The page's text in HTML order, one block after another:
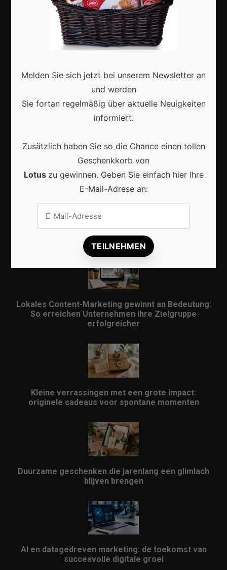
Erfolgsgeschichten
Interviews
Webshops
Schlüssel für mehr regionale Kunden
Lokales Content-Marketing gewinnt an Bedeutung:
So erreichen Unternehmen ihre Zielgruppe
erfolgreicher
Kleine verrassingen met een grote impact:
originele cadeaus voor spontane momenten
Duurzame geschenken die jarenlang een glimlach
blijven brengen
AI en datagedreven marketing: de toekomst van
succesvolle digitale groei
Melden Sie sich jetzt bei unserem Newsletter an
und werden
Sie fortan regelmäßig über aktuelle Neuigkeiten
informiert.
Zusätzlich haben Sie so die Chance einen tollen
Geschenkkorb von
Lotus zu gewinnen. Geben Sie einfach hier Ihre
E-Mail-Adrese an: